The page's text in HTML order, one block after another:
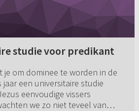
studie voor predikant
je om dominee te worden in de
jaar een universitaire studie
eenvoudige vissers
we zo niet teveel van